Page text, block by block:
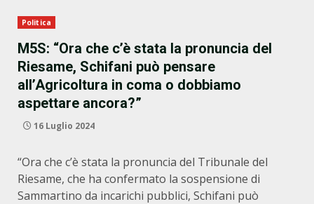
Politica
M5S: “Ora che c’è stata la pronuncia del
Riesame, Schifani può pensare
all’Agricoltura in coma o dobbiamo
aspettare ancora?”
16 Luglio 2024
“Ora che c’è stata la pronuncia del Tribunale del
Riesame, che ha confermato la sospensione di
Sammartino da incarichi pubblici, Schifani può